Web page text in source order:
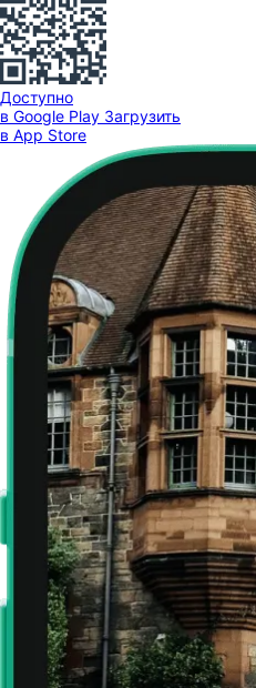
Доступно
в Google Play Загрузить
в App Store